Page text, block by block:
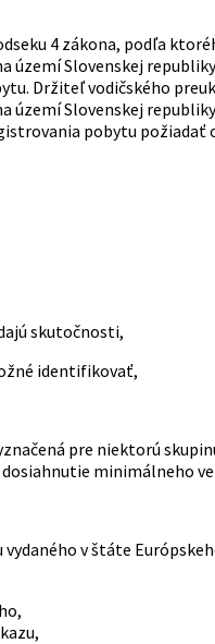
4 zákona, podľa
území Slovenskej
Držiteľ vodičského
území Slovenskej
pobytu
skutočnosti,
identifikovať,
pre niektorú
minimálneho
vydaného v štáte